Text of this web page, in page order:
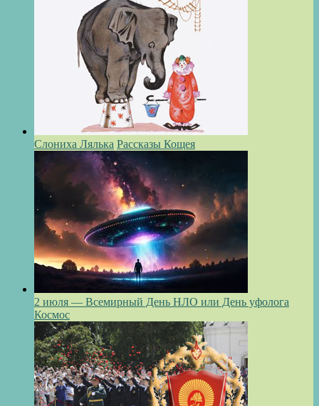
Слониха Лялька Рассказы Кощея
2 июля — Всемирный День НЛО или День уфолога
Космос